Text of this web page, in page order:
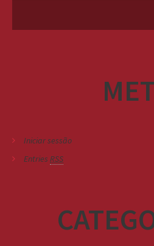
Iniciar sessão
Entries RSS